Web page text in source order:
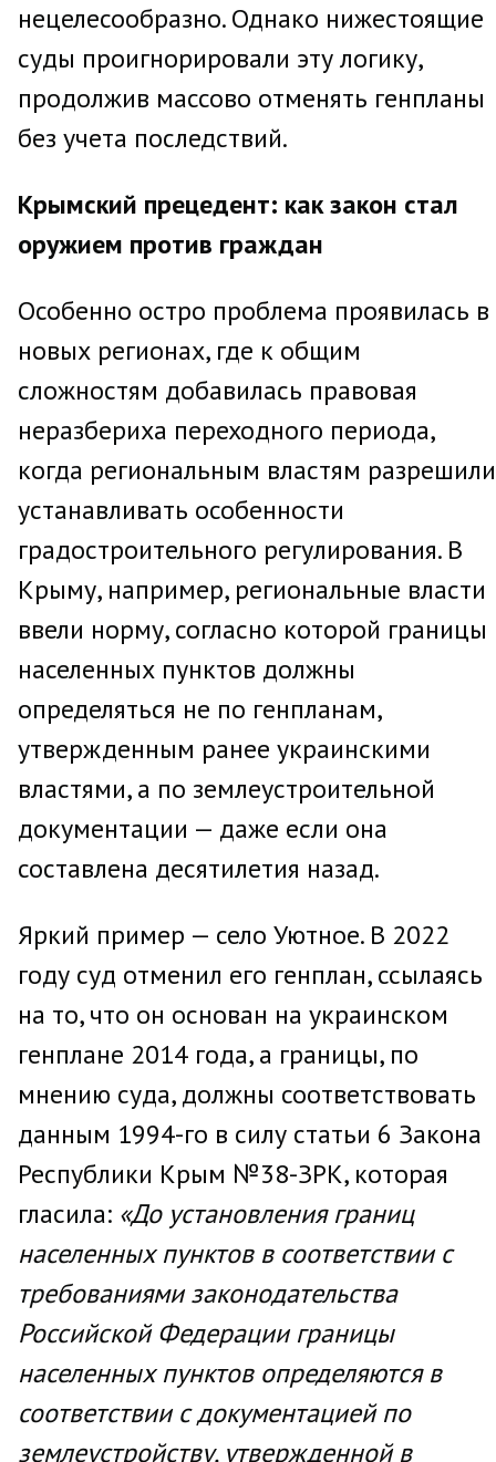
нецелесообразно. Однако нижестоящие
суды проигнорировали эту логику,
продолжив массово отменять генпланы
без учета последствий.
Крымский прецедент: как закон стал
оружием против граждан
Особенно остро проблема проявилась в
новых регионах, где к общим
сложностям добавилась правовая
неразбериха переходного периода,
когда региональным властям разрешили
устанавливать особенности
градостроительного регулирования. В
Крыму, например, региональные власти
ввели норму, согласно которой границы
населенных пунктов должны
определяться не по генпланам,
утвержденным ранее украинскими
властями, а по землеустроительной
документации — даже если она
составлена десятилетия назад.
Яркий пример — село Уютное. В 2022
году суд отменил его генплан, ссылаясь
на то, что он основан на украинском
генплане 2014 года, а границы, по
мнению суда, должны соответствовать
данным 1994-го в силу статьи 6 Закона
Республики Крым №38-ЗРК, которая
гласила: «До установления границ
населенных пунктов в соответствии с
требованиями законодательства
Российской Федерации границы
населенных пунктов определяются в
соответствии с документацией по
землеустройству, утвержденной в